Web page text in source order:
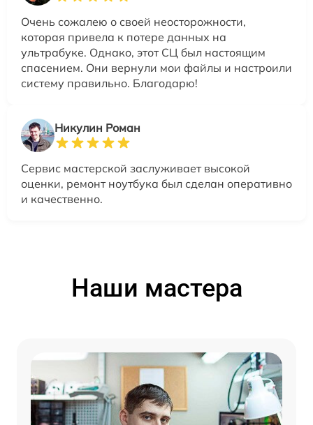
Очень сожалею о своей неосторожности,
которая привела к потере данных на
ультрабуке. Однако, этот СЦ был настоящим
спасением. Они вернули мои файлы и настроили
систему правильно. Благодарю!
Никулин Роман
Сервис мастерской заслуживает высокой
оценки, ремонт ноутбука был сделан оперативно
и качественно.
Наши мастера